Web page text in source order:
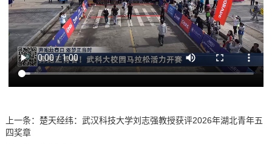
上一条： 楚天经纬：武汉科技大学刘志强教授获评2026年湖北青年五
四奖章